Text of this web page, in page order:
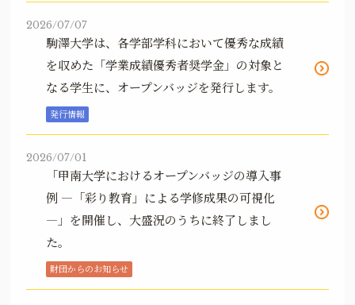
2026/07/07
駒澤大学は、各学部学科において優秀な成績
を収めた「学業成績優秀者奨学金」の対象と
なる学生に、オープンバッジを発行します。
発行情報
2026/07/01
「甲南大学におけるオープンバッジの導入事
例 ―「彩り教育」による学修成果の可視化
―」を開催し、大盛況のうちに終了しまし
た。
財団からのお知らせ